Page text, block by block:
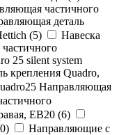
частичного
деталь
(5)
Навеска
25 silent system
крепления Quadro,
Направляющая
ЕВ20 (6)
)
Направляющие с